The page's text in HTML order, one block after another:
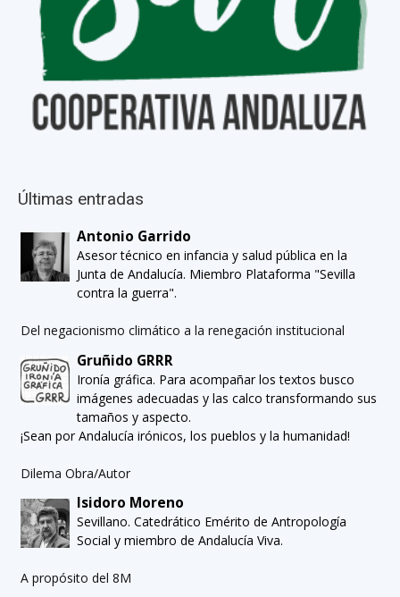
Últimas entradas
Antonio Garrido
Asesor técnico en infancia y salud pública en la
Junta de Andalucía. Miembro Plataforma "Sevilla
contra la guerra".
Del negacionismo climático a la renegación institucional
Gruñido GRRR
Ironía gráfica. Para acompañar los textos busco
imágenes adecuadas y las calco transformando sus
tamaños y aspecto.
¡Sean por Andalucía irónicos, los pueblos y la humanidad!
Dilema Obra/Autor
Isidoro Moreno
Sevillano. Catedrático Emérito de Antropología
Social y miembro de Andalucía Viva.
A propósito del 8M